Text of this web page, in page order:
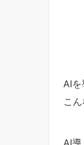
AI
こ
AI